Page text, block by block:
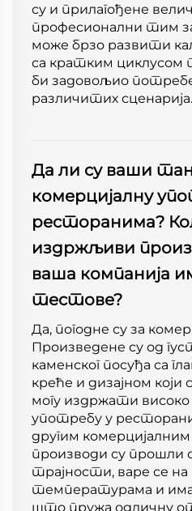
су и прилагођене
професионални тим за
може брзо развити
са кратким циклусом
би задовољио
различитих сценарија.
Да ли су ваши
комерцијалну
ресторанима?
издржљиви
ваша компанија
тестове?
Да, погодне су за
Произведене су од
каменског посуђа са
креће и дизајном који
могу издржати
употребу у
другим
производи су прошли
трајности, варе се на
температурама и
што пружа одличну